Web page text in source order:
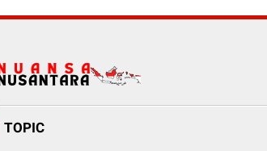
TOPIC